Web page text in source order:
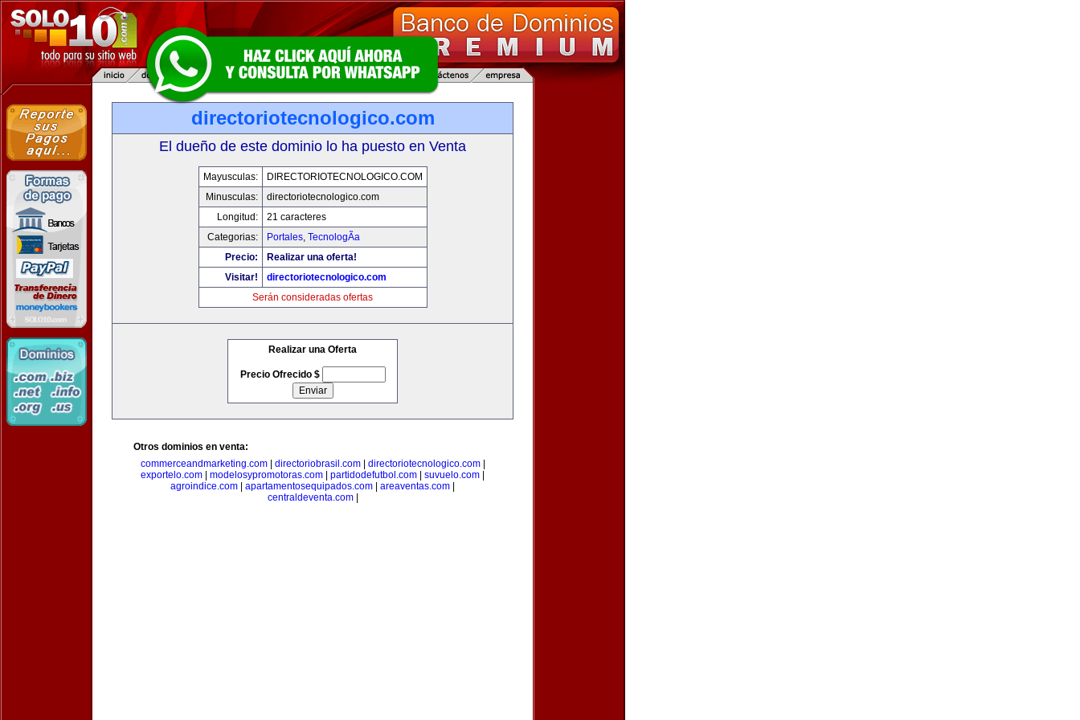
directoriotecnologico.com
El dueño de este dominio lo ha puesto en Venta
Mayusculas:
DIRECTORIOTECNOLOGICO.COM
Minusculas:
directoriotecnologico.com
Longitud:
21 caracteres
Categorias:
Portales, TecnologÃ­a
Precio:
Realizar una oferta!
Visitar!
directoriotecnologico.com
Serán consideradas ofertas
Realizar una Oferta
Precio Ofrecido $
Otros dominios en venta:
commerceandmarketing.com| directoriobrasil.com| directoriotecnologico.com|
exportelo.com
modelosypromotoras.com partidodefutbol.com suvuelo.com
agroindice.com
apartamentosequipados.com areaventas.com
centraldeventa.com|